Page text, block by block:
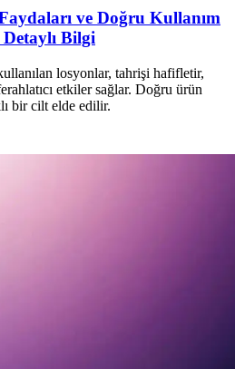
ve Doğru Kullanım
Bilgi
losyonlar, tahrişi hafifletir,
etkiler sağlar. Doğru ürün
bir cilt elde edilir.